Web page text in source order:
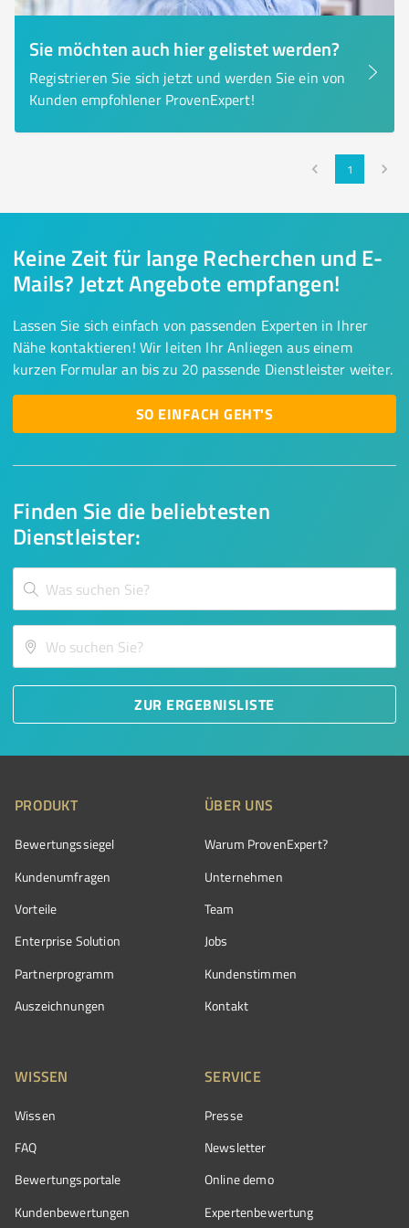
Sie möchten auch hier gelistet werden?
Registrieren Sie sich jetzt und werden Sie ein von
Kunden empfohlener ProvenExpert!
1
Finden Sie die beliebtesten
Dienstleister:
ZUR ERGEBNISLISTE
Keine Zeit für lange Recherchen und E-
Mails? Jetzt Angebote empfangen!
Lassen Sie sich einfach von passenden Experten in Ihrer
Nähe kontaktieren! Wir leiten Ihr Anliegen aus einem
kurzen Formular an bis zu 20 passende Dienstleister weiter.
SO EINFACH GEHT'S
PRODUKT
Bewertungssiegel
Kundenumfragen
Vorteile
Enterprise Solution
Partnerprogramm
Auszeichnungen
ÜBER UNS
Warum ProvenExpert?
Unternehmen
Team
Jobs
Kundenstimmen
Kontakt
WISSEN
Wissen
FAQ
Bewertungsportale
Kundenbewertungen
SERVICE
Presse
Newsletter
Online demo
Expertenbewertung